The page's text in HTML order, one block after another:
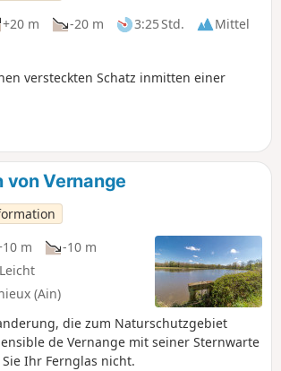
+20 m -20 m 3:25 Std.
Mittel
versteckten Schatz inmitten einer
von Vernange
m
-10 m
Leicht
(Ain)
die zum Naturschutzgebiet
de Vernange mit seiner Sternwarte
Ihr Fernglas nicht.